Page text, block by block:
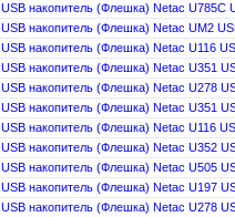
USB накопитель (Флешка) Netac U785C
USB накопитель (Флешка) Netac UM2
USB накопитель (Флешка) Netac U116
USB накопитель (Флешка) Netac U351
USB накопитель (Флешка) Netac U278
USB накопитель (Флешка) Netac U351
USB накопитель (Флешка) Netac U116
USB накопитель (Флешка) Netac U352
USB накопитель (Флешка) Netac U505
USB накопитель (Флешка) Netac U197
USB накопитель (Флешка) Netac U278